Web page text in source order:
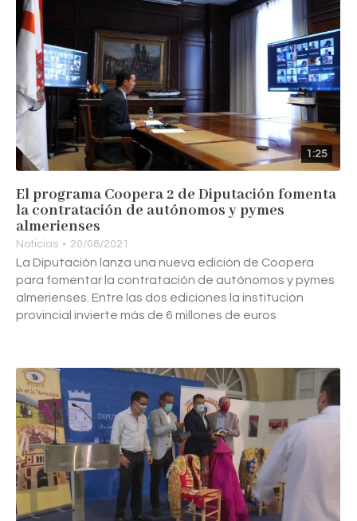
1:25
El programa Coopera 2 de Diputación fomenta
la contratación de autónomos y pymes
almerienses
Noticias 20/08/2021
La Diputación lanza una nueva edición de Coopera
para fomentar la contratación de autónomos y pymes
almerienses. Entre las dos ediciones la institución
provincial invierte más de 6 millones de euros